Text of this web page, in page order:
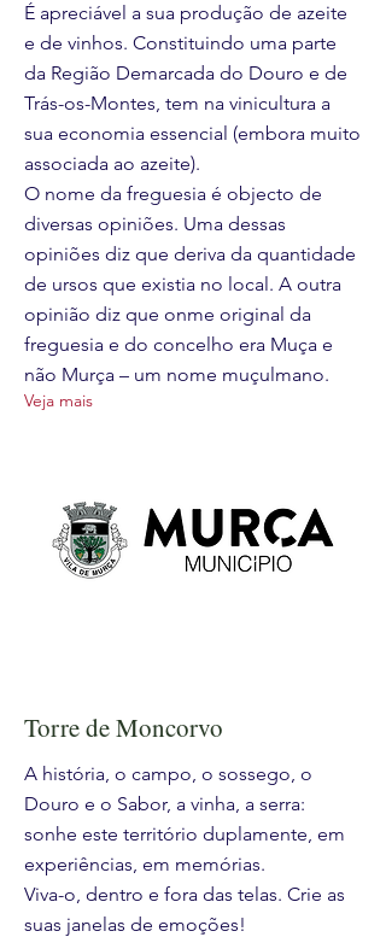
É apreciável a sua produção de azeite
e de vinhos. Constituindo uma parte
da Região Demarcada do Douro e de
Trás-os-Montes, tem na vinicultura a
sua economia essencial (embora muito
associada ao azeite).
O nome da freguesia é objecto de
diversas opiniões. Uma dessas
opiniões diz que deriva da quantidade
de ursos que existia no local. A outra
opinião diz que onme original da
freguesia e do concelho era Muça e
não Murça – um nome muçulmano.
Veja mais
Torre de Moncorvo
A história, o campo, o sossego, o
Douro e o Sabor, a vinha, a serra:
sonhe este território duplamente, em
experiências, em memórias.
Viva-o, dentro e fora das telas. Crie as
suas janelas de emoções!